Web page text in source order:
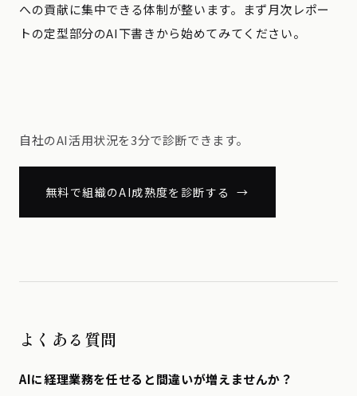
への貢献に集中できる体制が整います。まず月次レポー
トの定型部分のAI下書きから始めてみてください。
自社のAI活用状況を3分で診断できます。
無料で組織のAI成熟度を診断する →
よくある質問
AIに経理業務を任せると間違いが増えませんか？